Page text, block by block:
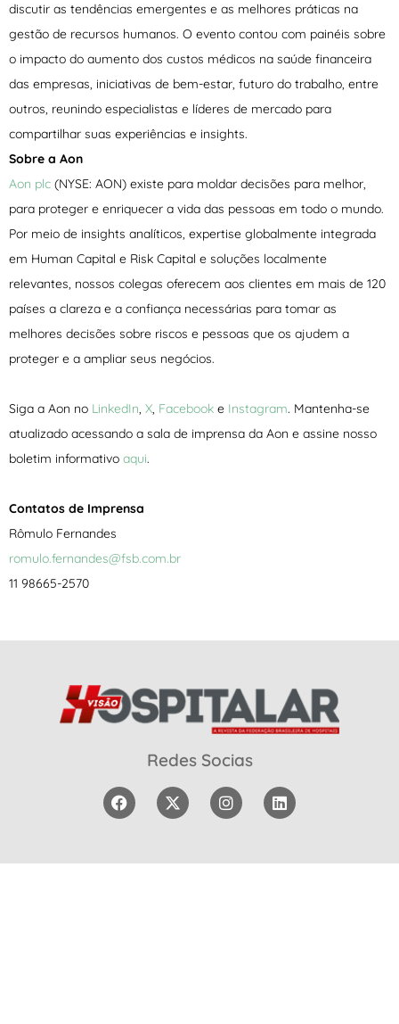
discutir as tendências emergentes e as melhores práticas na
gestão de recursos humanos. O evento contou com painéis sobre
o impacto do aumento dos custos médicos na saúde financeira
das empresas, iniciativas de bem-estar, futuro do trabalho, entre
outros, reunindo especialistas e líderes de mercado para
compartilhar suas experiências e insights.
Sobre a Aon
Aon plc (NYSE: AON) existe para moldar decisões para melhor,
para proteger e enriquecer a vida das pessoas em todo o mundo.
Por meio de insights analíticos, expertise globalmente integrada
em Human Capital e Risk Capital e soluções localmente
relevantes, nossos colegas oferecem aos clientes em mais de 120
países a clareza e a confiança necessárias para tomar as
melhores decisões sobre riscos e pessoas que os ajudem a
proteger e a ampliar seus negócios.
Siga a Aon no LinkedIn, X, Facebook e Instagram. Mantenha-se
atualizado acessando a sala de imprensa da Aon e assine nosso
boletim informativo aqui.
Contatos de Imprensa
Rômulo Fernandes
romulo.fernandes@fsb.com.br
11 98665-2570
Redes Socias